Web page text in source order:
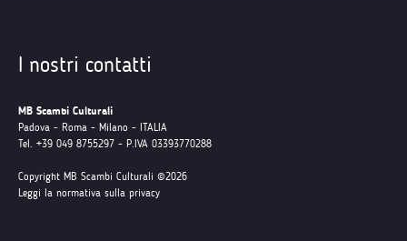
I nostri contatti
MB Scambi Culturali
Padova - Roma - Milano - ITALIA
Tel. +39 049 8755297 - P.IVA 03393770288
Copyright MB Scambi Culturali ©2026
Leggi la normativa sulla privacy